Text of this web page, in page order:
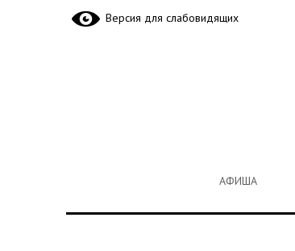
Версия для слабовидящих
АФИША